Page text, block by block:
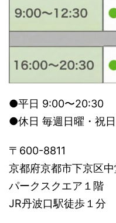
●平日 9:00〜20:30
●休日 毎週日曜・祝日
〒600-8811
京都府京都市下京区
パークスクエア１階
JR丹波口駅徒歩１分